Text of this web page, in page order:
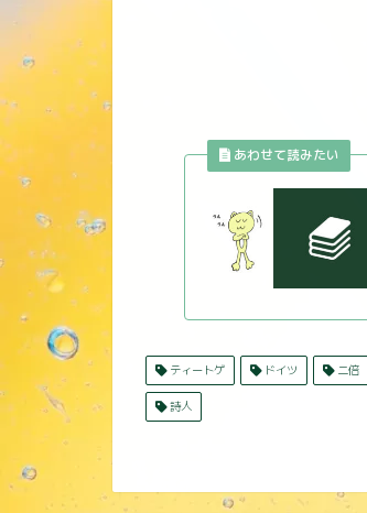
ティートゲ ドイツ 二倍
詩人